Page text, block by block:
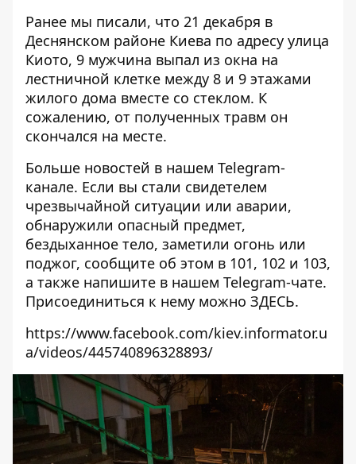
Ранее мы писали, что 21 декабря в
Деснянском районе Киева по адресу улица
Киото, 9 мужчина выпал из окна на
лестничной клетке между 8 и 9 этажами
жилого дома вместе со стеклом. К
сожалению, от полученных травм он
скончался на месте.
Больше новостей в нашем Telegram-
канале. Если вы стали свидетелем
чрезвычайной ситуации или аварии,
обнаружили опасный предмет,
бездыханное тело, заметили огонь или
поджог, сообщите об этом в 101, 102 и 103,
а также напишите в нашем Telegram-чате.
Присоединиться к нему можно ЗДЕСЬ.
https://www.facebook.com/kiev.informator.u
a/videos/445740896328893/